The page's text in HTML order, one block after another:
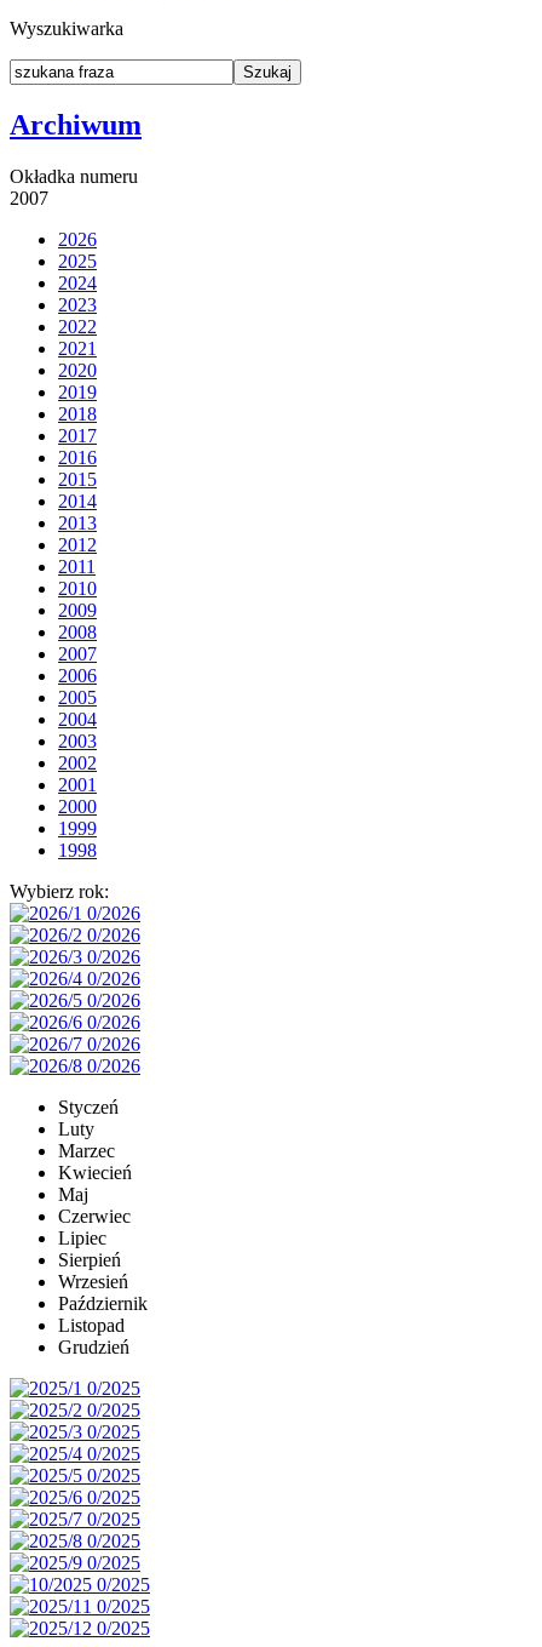
Wyszukiwarka
Archiwum
Okładka numeru
2007
2026
2025
2024
2023
2022
2021
2020
2019
2018
2017
2016
2015
2014
2013
2012
2011
2010
2009
2008
2007
2006
2005
2004
2003
2002
2001
2000
1999
1998
Wybierz rok:
Styczeń
Luty
Marzec
Kwiecień
Maj
Czerwiec
Lipiec
Sierpień
Wrzesień
Październik
Listopad
Grudzień